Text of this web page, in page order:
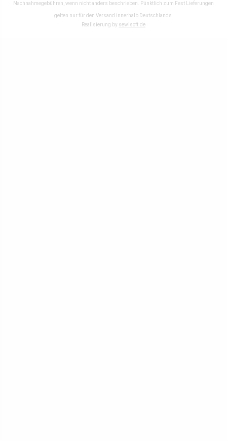
Nachnahmegebühren, wenn nicht anders beschrieben. Pünktlich zum Fest Lieferungen
gelten nur für den Versand innerhalb Deutschlands.
Realisierung by sewisoft.de